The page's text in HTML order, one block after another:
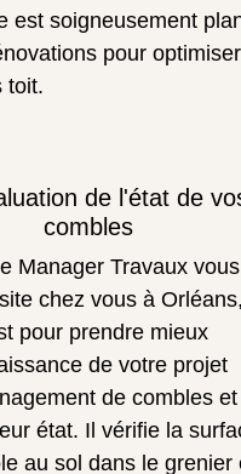
est soigneusement
pour optimiser
toit.
de l'état de
combles
Manager Travaux vous
chez vous à Orléans,
pour prendre mieux
de votre projet
de combles et
état. Il vérifie la
au sol dans le grenier